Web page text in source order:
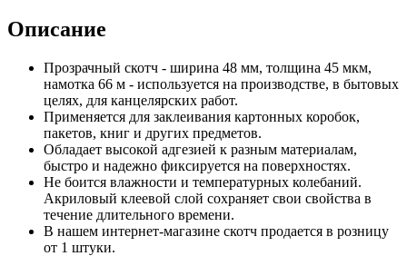
Описание
Прозрачный скотч - ширина 48 мм, толщина 45 мкм,
намотка 66 м - используется на производстве, в бытовых
целях, для канцелярских работ.
Применяется для заклеивания картонных коробок,
пакетов, книг и других предметов.
Обладает высокой адгезией к разным материалам,
быстро и надежно фиксируется на поверхностях.
Не боится влажности и температурных колебаний.
Акриловый клеевой слой сохраняет свои свойства в
течение длительного времени.
В нашем интернет-магазине скотч продается в розницу
от 1 штуки.